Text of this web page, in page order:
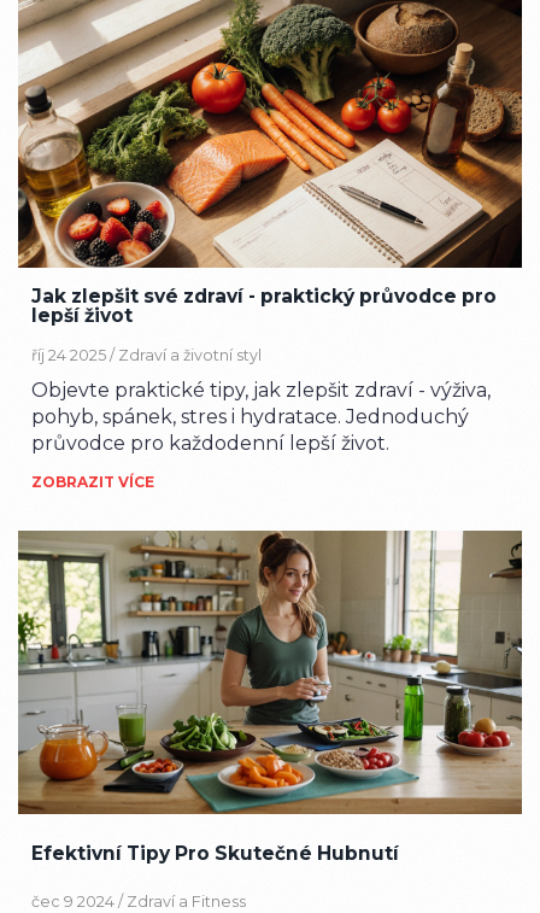
Jak zlepšit své zdraví - praktický průvodce pro
lepší život
říj 24 2025 / Zdraví a životní styl
Objevte praktické tipy, jak zlepšit zdraví - výživa,
pohyb, spánek, stres i hydratace. Jednoduchý
průvodce pro každodenní lepší život.
ZOBRAZIT VÍCE
Efektivní Tipy Pro Skutečné Hubnutí
čec 9 2024 / Zdraví a Fitness